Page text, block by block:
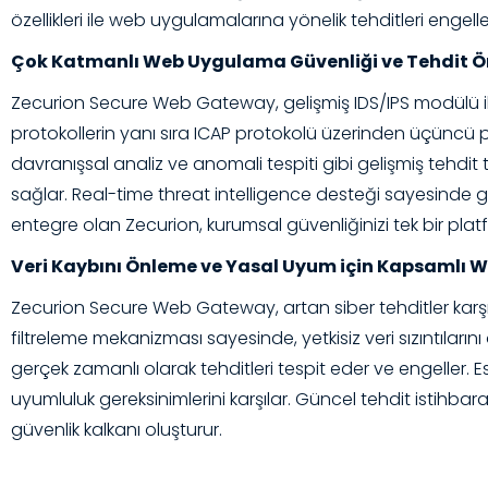
özellikleri ile web uygulamalarına yönelik tehditleri
Çok Katmanlı Web Uygulama Güvenliği ve Tehdit
Zecurion Secure Web Gateway, gelişmiş IDS/IPS modülü
protokollerin yanı sıra ICAP protokolü üzerinden üçüncü
davranışsal analiz ve anomali tespiti gibi gelişmiş tehdit
sağlar. Real-time threat intelligence desteği sayesinde
entegre olan Zecurion, kurumsal güvenliğinizi tek bir
Veri Kaybını Önleme ve Yasal Uyum için Kapsamlı
Zecurion Secure Web Gateway, artan siber tehditler
filtreleme mekanizması sayesinde, yetkisiz veri
gerçek zamanlı olarak tehditleri tespit eder ve engeller.
uyumluluk gereksinimlerini karşılar. Güncel tehdit
güvenlik kalkanı oluşturur.